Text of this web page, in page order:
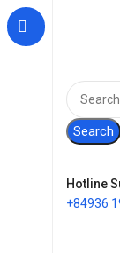
Search
Hotline
+84936